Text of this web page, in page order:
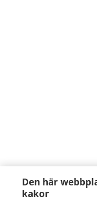
Den här
kakor